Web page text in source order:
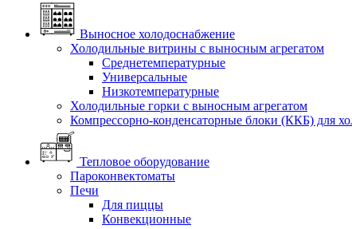
Выносное холодоснабжение
Холодильные витрины с выносным агрегатом
Среднетемпературные
Универсальные
Низкотемпературные
Холодильные горки с выносным агрегатом
Компрессорно-конденсаторные блоки (ККБ) для
Тепловое оборудование
Пароконвектоматы
Печи
Для пиццы
Конвекционные